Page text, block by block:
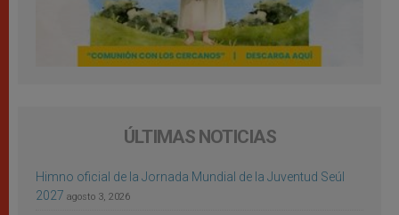
ÚLTIMAS NOTICIAS
Himno oficial de la Jornada Mundial de la Juventud Seúl
2027 agosto 3, 2026